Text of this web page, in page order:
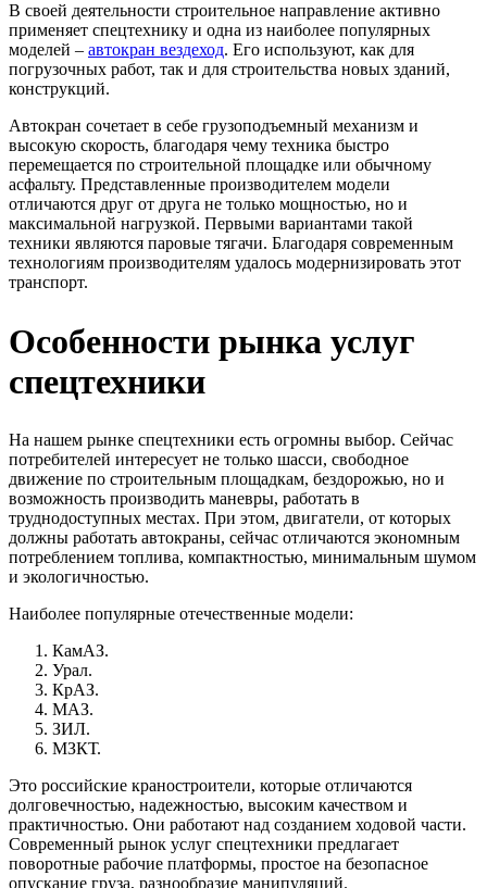
В своей деятельности строительное направление активно
применяет спецтехнику и одна из наиболее популярных
моделей – автокран вездеход. Его используют, как для
погрузочных работ, так и для строительства новых зданий,
конструкций.
Автокран сочетает в себе грузоподъемный механизм и
высокую скорость, благодаря чему техника быстро
перемещается по строительной площадке или обычному
асфальту. Представленные производителем модели
отличаются друг от друга не только мощностью, но и
максимальной нагрузкой. Первыми вариантами такой
техники являются паровые тягачи. Благодаря современным
технологиям производителям удалось модернизировать этот
транспорт.
Особенности рынка услуг
спецтехники
На нашем рынке спецтехники есть огромны выбор. Сейчас
потребителей интересует не только шасси, свободное
движение по строительным площадкам, бездорожью, но и
возможность производить маневры, работать в
труднодоступных местах. При этом, двигатели, от которых
должны работать автокраны, сейчас отличаются экономным
потреблением топлива, компактностью, минимальным шумом
и экологичностью.
Наиболее популярные отечественные модели:
КамАЗ.
Урал.
КрАЗ.
МАЗ.
ЗИЛ.
МЗКТ.
Это российские краностроители, которые отличаются
долговечностью, надежностью, высоким качеством и
практичностью. Они работают над созданием ходовой части.
Современный рынок услуг спецтехники предлагает
поворотные рабочие платформы, простое на безопасное
опускание груза, разнообразие манипуляций.